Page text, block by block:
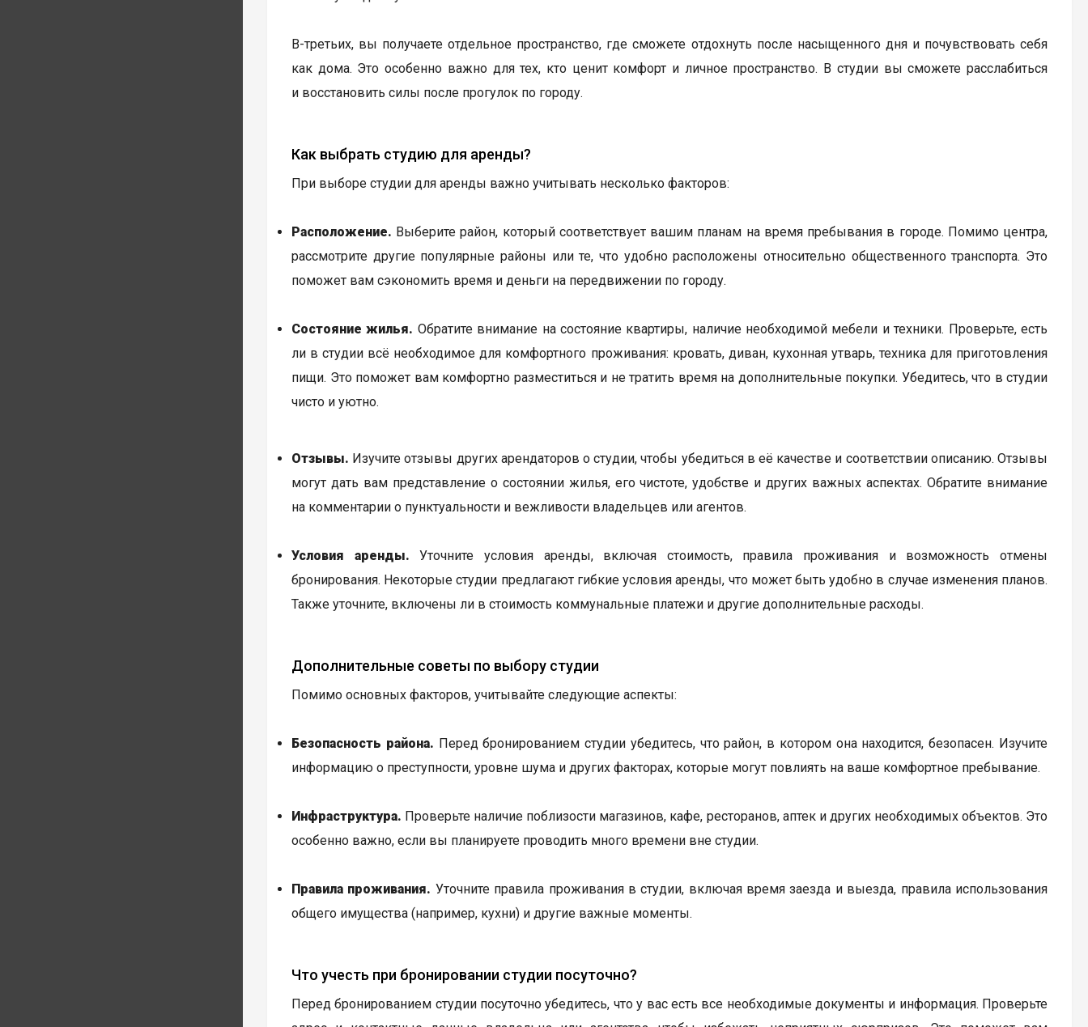
В-третьих, вы получаете отдельное пространство, где сможете отдохнуть после насыщенного дня и почувствовать себя
как дома. Это особенно важно для тех, кто ценит комфорт и личное пространство. В студии вы сможете расслабиться
и восстановить силы после прогулок по городу.
Как выбрать студию для аренды?
При выборе студии для аренды важно учитывать несколько факторов:
Расположение. Выберите район, который соответствует вашим планам на время пребывания в городе. Помимо центра,
рассмотрите другие популярные районы или те, что удобно расположены относительно общественного транспорта. Это
поможет вам сэкономить время и деньги на передвижении по городу.
Состояние жилья. Обратите внимание на состояние квартиры, наличие необходимой мебели и техники. Проверьте, есть
ли в студии всё необходимое для комфортного проживания: кровать, диван, кухонная утварь, техника для приготовления
пищи. Это поможет вам комфортно разместиться и не тратить время на дополнительные покупки. Убедитесь, что в студии
чисто и уютно.
Отзывы. Изучите отзывы других арендаторов о студии, чтобы убедиться в её качестве и соответствии описанию. Отзывы
могут дать вам представление о состоянии жилья, его чистоте, удобстве и других важных аспектах. Обратите внимание
на комментарии о пунктуальности и вежливости владельцев или агентов.
Условия аренды. Уточните условия аренды, включая стоимость, правила проживания и возможность отмены
бронирования. Некоторые студии предлагают гибкие условия аренды, что может быть удобно в случае изменения планов.
Также уточните, включены ли в стоимость коммунальные платежи и другие дополнительные расходы.
Дополнительные советы по выбору студии
Помимо основных факторов, учитывайте следующие аспекты:
Безопасность района. Перед бронированием студии убедитесь, что район, в котором она находится, безопасен. Изучите
информацию о преступности, уровне шума и других факторах, которые могут повлиять на ваше комфортное пребывание.
Инфраструктура. Проверьте наличие поблизости магазинов, кафе, ресторанов, аптек и других необходимых объектов. Это
особенно важно, если вы планируете проводить много времени вне студии.
Правила проживания. Уточните правила проживания в студии, включая время заезда и выезда, правила использования
общего имущества (например, кухни) и другие важные моменты.
Что учесть при бронировании студии посуточно?
Перед бронированием студии посуточно убедитесь, что у вас есть все необходимые документы и информация. Проверьте